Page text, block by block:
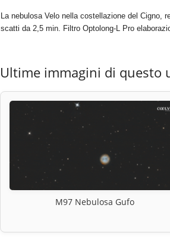
La nebulosa Velo nella costellazione del
scatti da 2,5 min. Filtro Optolong-L Pro
Ultime immagini di questo
M97 Nebulosa Gufo